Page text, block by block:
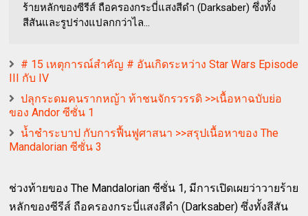
ร้ายหลักของซีรีส์ ถือครองกระบี่แสงสีดำ (Darksaber) ซึ่งทั้ง
สีสันและรูปร่างแปลกกว่าไล...
# 15 เหตุการณ์สำคัญ # อันเกิดระหว่าง Star Wars Episode
III กับ IV
ปลุกระดมคนรากหญ้า ท้าชนจักรวรรดิ >>เนื้อหาฉบับย่อ
ของ Andor ซีซั่น 1
น้ำชำระบาป กับการฟื้นฟูศาสนา >>สรุปเนื้อหาของ The
Mandalorian ซีซั่น 3
ช่วงท้ายของ The Mandalorian ซีซั่น 1, มีการเปิดเผยว่าวายร้าย
หลักของซีรีส์ ถือครองกระบี่แสงสีดำ (Darksaber) ซึ่งทั้งสีสัน